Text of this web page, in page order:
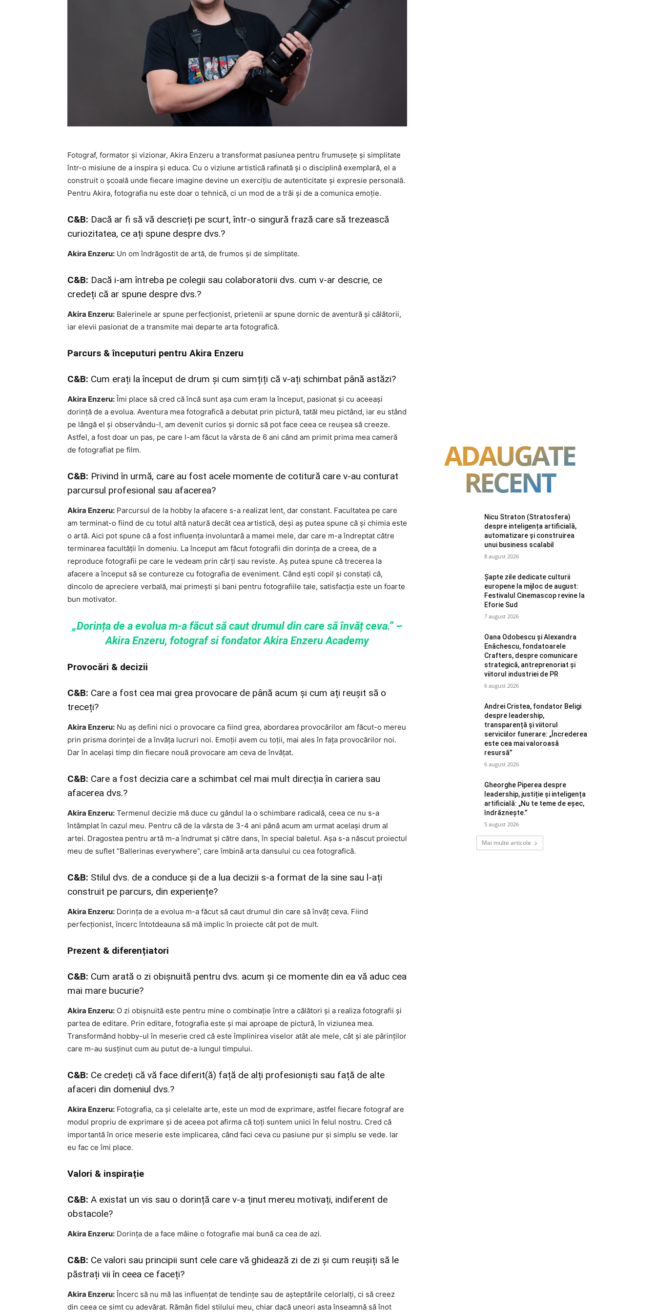
Fotograf, formator și vizionar, Akira Enzeru a transformat pasiunea pentru frumusețe și simplitate
într-o misiune de a inspira și educa. Cu o viziune artistică rafinată și o disciplină exemplară, el a
construit o școală unde fiecare imagine devine un exercițiu de autenticitate și expresie personală.
Pentru Akira, fotografia nu este doar o tehnică, ci un mod de a trăi și de a comunica emoție.
C&B: Dacă ar fi să vă descrieți pe scurt, într-o singură frază care să trezească
curiozitatea, ce ați spune despre dvs.?
Akira Enzeru: Un om îndrăgostit de artă, de frumos și de simplitate.
C&B: Dacă i-am întreba pe colegii sau colaboratorii dvs. cum v-ar descrie, ce
credeți că ar spune despre dvs.?
Akira Enzeru: Balerinele ar spune perfecționist, prietenii ar spune dornic de aventură și călătorii,
iar elevii pasionat de a transmite mai departe arta fotografică.
Parcurs & începuturi pentru Akira Enzeru
C&B: Cum erați la început de drum și cum simțiți că v-ați schimbat până astăzi?
Akira Enzeru: Îmi place să cred că încă sunt așa cum eram la început, pasionat și cu aceeași
dorință de a evolua. Aventura mea fotografică a debutat prin pictură, tatăl meu pictând, iar eu stând
pe lângă el și observându-l, am devenit curios și dornic să pot face ceea ce reușea să creeze.
Astfel, a fost doar un pas, pe care l-am făcut la vârsta de 6 ani când am primit prima mea cameră
de fotografiat pe film.
C&B: Privind în urmă, care au fost acele momente de cotitură care v-au conturat
parcursul profesional sau afacerea?
Akira Enzeru: Parcursul de la hobby la afacere s-a realizat lent, dar constant. Facultatea pe care
am terminat-o fiind de cu totul altă natură decât cea artistică, deși aș putea spune că și chimia este
o artă. Aici pot spune că a fost influența involuntară a mamei mele, dar care m-a îndreptat către
terminarea facultății în domeniu. La început am făcut fotografii din dorința de a creea, de a
reproduce fotografii pe care le vedeam prin cărți sau reviste. Aș putea spune că trecerea la
afacere a început să se contureze cu fotografia de eveniment. Când ești copil și constați că,
dincolo de apreciere verbală, mai primești și bani pentru fotografiile tale, satisfacția este un foarte
bun motivator.
„Dorința de a evolua m-a făcut să caut drumul din care să învăț ceva.” –
Akira Enzeru, fotograf si fondator Akira Enzeru Academy
Provocări & decizii
C&B: Care a fost cea mai grea provocare de până acum și cum ați reușit să o
treceți?
Akira Enzeru: Nu aș defini nici o provocare ca fiind grea, abordarea provocărilor am făcut-o mereu
prin prisma dorinței de a învăța lucruri noi. Emoții avem cu toții, mai ales în fața provocărilor noi.
Dar în același timp din fiecare nouă provocare am ceva de învățat.
C&B: Care a fost decizia care a schimbat cel mai mult direcția în cariera sau
afacerea dvs.?
Akira Enzeru: Termenul decizie mă duce cu gândul la o schimbare radicală, ceea ce nu s-a
întâmplat în cazul meu. Pentru că de la vârsta de 3-4 ani până acum am urmat același drum al
artei. Dragostea pentru artă m-a îndrumat și către dans, în special baletul. Așa s-a născut proiectul
meu de suflet ”Ballerinas everywhere”, care îmbină arta dansului cu cea fotografică.
C&B: Stilul dvs. de a conduce și de a lua decizii s-a format de la sine sau l-ați
construit pe parcurs, din experiențe?
Akira Enzeru: Dorința de a evolua m-a făcut să caut drumul din care să învăț ceva. Fiind
perfecționist, încerc întotdeauna să mă implic în proiecte cât pot de mult.
Prezent & diferențiatori
C&B: Cum arată o zi obișnuită pentru dvs. acum și ce momente din ea vă aduc cea
mai mare bucurie?
Akira Enzeru: O zi obișnuită este pentru mine o combinație între a călători și a realiza fotografii și
partea de editare. Prin editare, fotografia este și mai aproape de pictură, în viziunea mea.
Transformând hobby-ul în meserie cred că este împlinirea viselor atât ale mele, cât și ale părinților
care m-au susținut cum au putut de-a lungul timpului.
C&B: Ce credeți că vă face diferit(ă) față de alți profesioniști sau față de alte
afaceri din domeniul dvs.?
Akira Enzeru: Fotografia, ca și celelalte arte, este un mod de exprimare, astfel fiecare fotograf are
modul propriu de exprimare și de aceea pot afirma că toți suntem unici în felul nostru. Cred că
importantă în orice meserie este implicarea, când faci ceva cu pasiune pur și simplu se vede. Iar
eu fac ce îmi place.
Valori & inspirație
C&B: A existat un vis sau o dorință care v-a ținut mereu motivați, indiferent de
obstacole?
Akira Enzeru: Dorința de a face mâine o fotografie mai bună ca cea de azi.
C&B: Ce valori sau principii sunt cele care vă ghidează zi de zi și cum reușiți să le
păstrați vii în ceea ce faceți?
Akira Enzeru: Încerc să nu mă las influențat de tendințe sau de așteptările celorlalți, ci să creez
din ceea ce simt cu adevărat. Rămân fidel stilului meu, chiar dacă uneori asta înseamnă să înot
ADAUGATE
RECENT
Nicu Straton (Stratosfera)
despre inteligența artificială,
automatizare și construirea
unui business scalabil
8 august 2026
Șapte zile dedicate culturii
europene la mijloc de august:
Festivalul Cinemascop revine la
Eforie Sud
7 august 2026
Oana Odobescu și Alexandra
Enăchescu, fondatoarele
Crafters, despre comunicare
strategică, antreprenoriat și
viitorul industriei de PR
6 august 2026
Andrei Cristea, fondator Beligi
despre leadership,
transparență și viitorul
serviciilor funerare: „Încrederea
este cea mai valoroasă
resursă”
6 august 2026
Gheorghe Piperea despre
leadership, justiție și inteligența
artificială: „Nu te teme de eșec,
îndrăznește.”
5 august 2026
Mai multe articole